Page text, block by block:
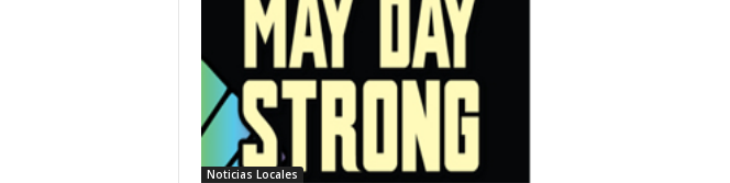
Noticias Locales